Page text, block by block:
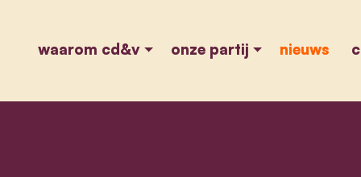
waarom cd&v onze partij nieuws